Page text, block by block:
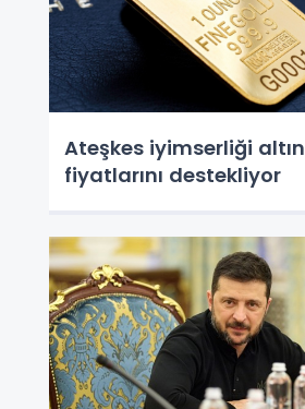
Ateşkes iyimserliği altın
fiyatlarını destekliyor